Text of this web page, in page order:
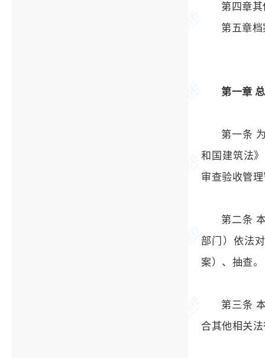
第四章
第五章
第一章
第一条
和国建筑法
审查验收管
第二条
部门）依法
案）、抽查。
第三条
合其他相关